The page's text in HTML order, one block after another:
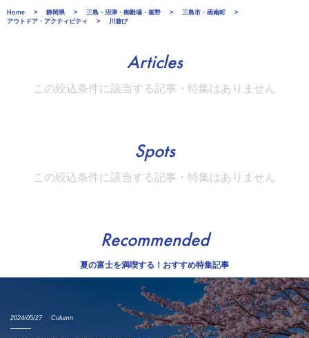
Home 静岡県 三島・沼津・御殿場・裾野
三島市・函南町
アウトドア・アクティビティ
川遊び
Articles
この絞込条件に該当する記事・特集はありません
Spots
この絞込条件に該当する記事・特集はありません
Recommended
夏の富士を満喫する！おすすめ特集記事
2024/05/27 Column